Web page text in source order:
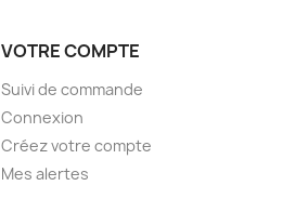
VOTRE COMPTE
Suivi de commande
Connexion
Créez votre compte
Mes alertes